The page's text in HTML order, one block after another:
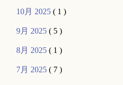
10月 2025( 1 )
9月 2025( 5 )
8月 2025( 1 )
7月 2025( 7 )